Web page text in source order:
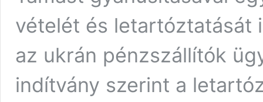
vételét és letartóztatását
az ukrán pénzszállítók
indítvány szerint a